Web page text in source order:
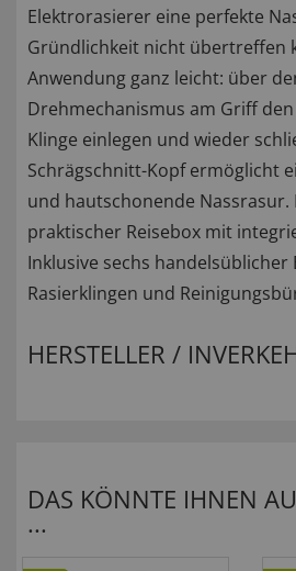
Elektrorasierer eine perfekte
Gründlichkeit nicht übertreffen
Anwendung ganz leicht: über
Drehmechanismus am Griff
Klinge einlegen und wieder
Schrägschnitt-Kopf ermöglicht
und hautschonende Nassrasur.
praktischer Reisebox mit
Inklusive sechs handelsüblicher
Rasierklingen und
HERSTELLER /
DAS KÖNNTE IHNEN
...